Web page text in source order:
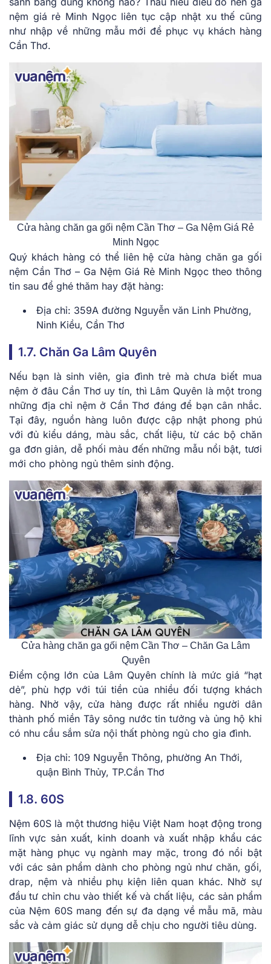
nệm giá rẻ Minh Ngọc liên tục cập nhật xu thế cũng
như nhập về những mẫu mới để phục vụ khách hàng
Cần Thơ.
Cửa hàng chăn ga gối nệm Cần Thơ – Ga Nệm Giá Rẻ
Minh Ngọc
Quý khách hàng có thể liên hệ cửa hàng chăn ga gối
nệm Cần Thơ – Ga Nệm Giá Rẻ Minh Ngọc theo thông
tin sau để ghé thăm hay đặt hàng:
Địa chỉ: 359A đường Nguyễn văn Linh Phường,
Ninh Kiều, Cần Thơ
1.7. Chăn Ga Lâm Quyên
Nếu bạn là sinh viên, gia đình trẻ mà chưa biết mua
nệm ở đâu Cần Thơ uy tín, thì Lâm Quyên là một trong
những địa chỉ nệm ở Cần Thơ đáng để bạn cân nhắc.
Tại đây, nguồn hàng luôn được cập nhật phong phú
với đủ kiểu dáng, màu sắc, chất liệu, từ các bộ chăn
ga đơn giản, dễ phối màu đến những mẫu nổi bật, tươi
mới cho phòng ngủ thêm sinh động.
Cửa hàng chăn ga gối nệm Cần Thơ – Chăn Ga Lâm
Quyên
Điểm cộng lớn của Lâm Quyên chính là mức giá “hạt
dẻ”, phù hợp với túi tiền của nhiều đối tượng khách
hàng. Nhờ vậy, cửa hàng được rất nhiều người dân
thành phố miền Tây sông nước tin tưởng và ủng hộ khi
có nhu cầu sắm sửa nội thất phòng ngủ cho gia đình.
Địa chỉ: 109 Nguyễn Thông, phường An Thới,
quận Bình Thủy, TP.Cần Thơ
1.8. 60S
Nệm 60S là một thương hiệu Việt Nam hoạt động trong
lĩnh vực sản xuất, kinh doanh và xuất nhập khẩu các
mặt hàng phục vụ ngành may mặc, trong đó nổi bật
với các sản phẩm dành cho phòng ngủ như chăn, gối,
drap, nệm và nhiều phụ kiện liên quan khác. Nhờ sự
đầu tư chỉn chu vào thiết kế và chất liệu, các sản phẩm
của Nệm 60S mang đến sự đa dạng về mẫu mã, màu
sắc và cảm giác sử dụng dễ chịu cho người tiêu dùng.